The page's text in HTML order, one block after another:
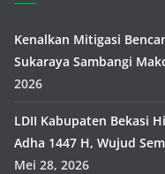
Kenalkan Mitigasi
Sukaraya Sambangi
2026
LDII Kabupaten Bekasi
Adha 1447 H, Wujud
Mei 28, 2026